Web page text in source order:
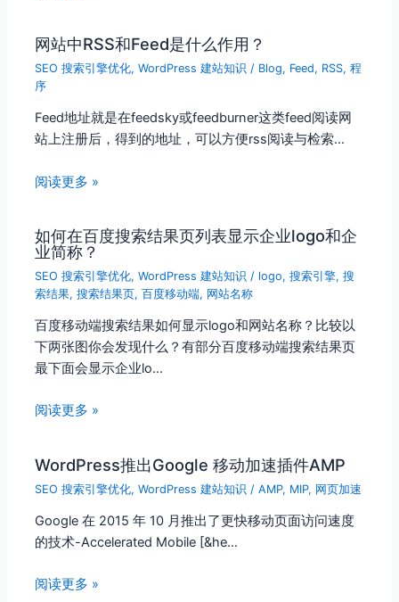
网站中RSS和Feed是什么作用？
SEO 搜索引擎优化,WordPress 建站知识 / Blog, Feed, RSS,程
序
Feed地址就是在feedsky或feedburner这类feed阅读网
站上注册后，得到的地址，可以方便rss阅读与检索…
阅读更多 »
如何在百度搜索结果页列表显示企业logo和企
业简称？
SEO 搜索引擎优化,WordPress 建站知识 / logo,搜索引擎,搜
索结果,搜索结果页,百度移动端, 网站名称
百度移动端搜索结果如何显示logo和网站名称？比较以
下两张图你会发现什么？有部分百度移动端搜索结果页
最下面会显示企业lo…
阅读更多 »
WordPress推出Google 移动加速插件AMP
SEO 搜索引擎优化,WordPress 建站知识 /AMP, MIP, 网页加速
Google 在 2015 年 10 月推出了更快移动页面访问速度
的技术-Accelerated Mobile [&he…
阅读更多 »